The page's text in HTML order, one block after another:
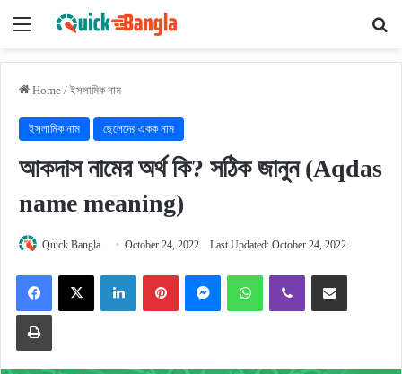
Menu
Home / ইসলামিক নাম
ইসলামিক নাম ছেলেদের একক নাম
আকদাস নামের অর্থ কি? সঠিক জানুন (Aqdas
name meaning)
Quick Bangla October 24, 2022 Last Updated: October 24, 2022
FacebookX LinkedInPinterestMessengerWhatsAppViber Share via Email
Print